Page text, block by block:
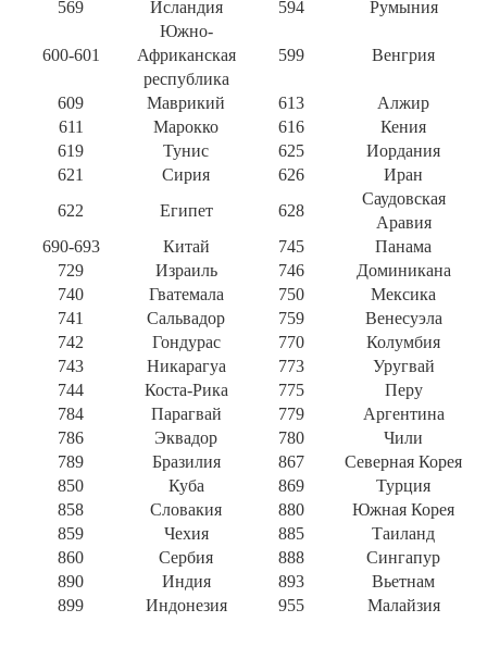
569
Исландия 594 Румыния
600-601
Южно-
Африканская
республика
599 Венгрия
609 Маврикий 613
Алжир
611
Марокко 616
Кения
619
Тунис 625
Иордания
621
Сирия 626
Иран
622
Египет 628
Саудовская
Аравия
690-693
Китай 745
Панама
729
Израиль 746
Доминикана
740
Гватемала 750
Мексика
741
Сальвадор 759
Венесуэла
742
Гондурас 770
Колумбия
743
Никарагуа 773
Уругвай
744
Коста-Рика 775
Перу
784
Парагвай 779
Аргентина
786
Эквадор 780
Чили
789
Бразилия 867
Северная Корея
850
Куба 869
Турция
858
Словакия 880
Южная Корея
859
Чехия 885
Таиланд
860
Сербия 888
Сингапур
890
Индия 893
Вьетнам
899
Индонезия 955 Малайзия